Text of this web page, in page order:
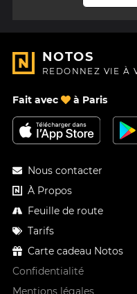
NOTOS
REDONNEZ VIE À
Fait avec à Paris
Nous contacter
À Propos
Feuille de route
Tarifs
Carte cadeau Notos
Confidentialité
Mentions légales